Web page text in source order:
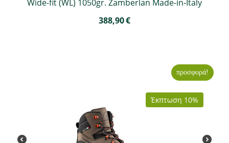
Wide-fit (WL) 1050gr. Zamberlan Made-in-Italy
388,90€
προσφορά!
Έκπτωση 10%